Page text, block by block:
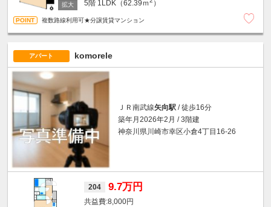
5階 1LDK（62.39ｍ ）
複数路線利用可★分譲賃貸マンション
アパート komorele
ＪＲ南武線矢向駅 / 徒歩16分
築年月2026年2月 / 3階建
神奈川県川崎市幸区小倉4丁目16-26
204 9.7万円
8,000円